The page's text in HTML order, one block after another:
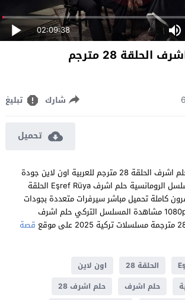
02:09:38
28 مترجم
شارك تبليغ
تحميل
مشاهدة مسلسل حلم اشرف الحلقة 28 مترجم للعربية اون لاين جودة
عالية FULL HD مسلسل الرومانسية حلم اشرف Eşref Rüya الحلقة
كاملة تحميل مباشر سيرفرات متعددة بجودات
عالية 1080p 723p 483p مشاهدة المسلسل التركي حلم اشرف
قصة
الحلقة 28
اون لاين
حلم اشرف
حلم اشرف 28